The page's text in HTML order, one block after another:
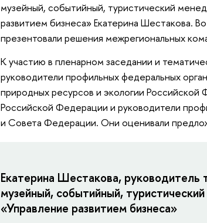
музейный, событийный, туристический
развитием бизнеса» Екатерина Шестакова.
презентовали решения межрегиональных
К участию в пленарном заседании и
руководители профильных федеральных
природных ресурсов и экологии
Российской Федерации и руководители
и Совета Федерации. Они оценивали
Екатерина Шестакова, руководитель
музейный, событийный,
«Управление развитием бизнеса»